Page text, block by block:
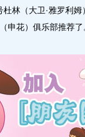
林（大卫·雅罗利姆
申花）俱乐部推荐了